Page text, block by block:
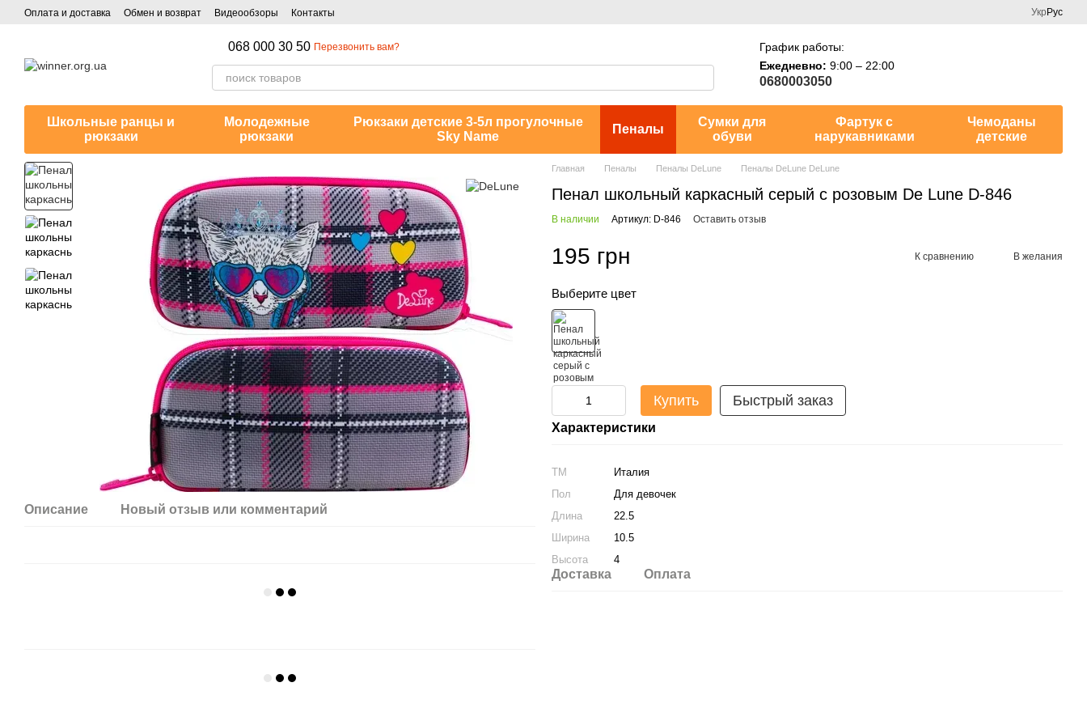
Перейти к основному контенту
Оплата и доставка Обмен и возврат Видеообзоры Контакты Укр Рус
068 000 30 50 Перезвонить вам?
График работы:
Ежедневно: 9:00 – 22:00
0680003050
Школьные ранцы и
рюкзаки
Молодежные
рюкзаки
Рюкзаки детские 3-5л прогулочные
Sky Name
Пеналы
Сумки для
обуви
Фартук с
нарукавниками
Чемоданы
детские
Описание Новый отзыв или комментарий
Главная Пеналы Пеналы DeLune Пеналы DeLune DeLune
Пенал школьный каркасный серый с розовым De Lune D-846
В наличии Артикул: D-846 Оставить отзыв
195 грн К сравнению В желания
Выберите цвет
Купить Быстрый заказ
Характеристики
ТМ
Италия
Пол
Для девочек
Длина
22.5
Ширина
10.5
Высота
4
Доставка Оплата